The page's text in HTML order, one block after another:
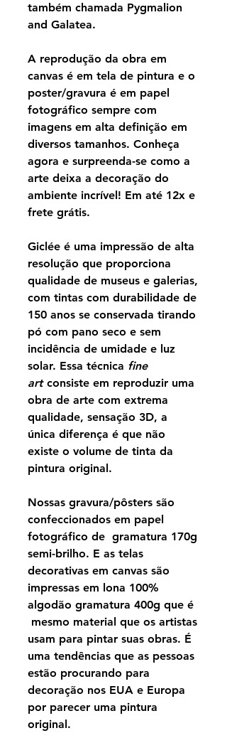
também chamada Pygmalion
and Galatea.
A reprodução da obra em
canvas é em tela de pintura e o
poster/gravura é em papel
fotográfico sempre com
imagens em alta definição em
diversos tamanhos. Conheça
agora e surpreenda-se como a
arte deixa a decoração do
ambiente incrível! Em até 12x e
frete grátis.
Giclée é uma impressão de alta
resolução que proporciona
qualidade de museus e galerias,
com tintas com durabilidade de
150 anos se conservada tirando
pó com pano seco e sem
incidência de umidade e luz
solar. Essa técnica fine
artconsiste em reproduzir uma
obra de arte com extrema
qualidade, sensação 3D, a
única diferença é que não
existe o volume de tinta da
pintura original.
Nossas gravura/pôsters são
confeccionados em papel
fotográfico de gramatura 170g
semi-brilho. E as telas
decorativas em canvas são
impressas em lona 100%
algodão gramatura 400g que é
mesmo material que os artistas
usam para pintar suas obras. É
uma tendências que as pessoas
estão procurando para
decoração nos EUA e Europa
por parecer uma pintura
original.